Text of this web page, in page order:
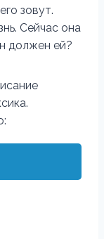
зовут.
Сейчас она
должен ей?